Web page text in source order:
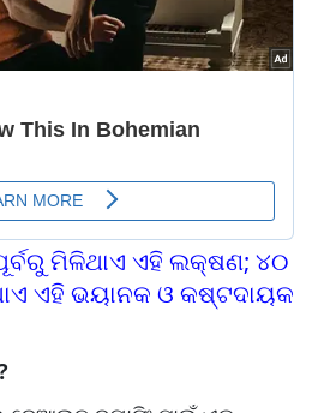
ମିଳିଥାଏ ଏହି ଲକ୍ଷଣ; ୪୦
ଏହି ଭୟାନକ ଓ କଷ୍ଟଦାୟକ